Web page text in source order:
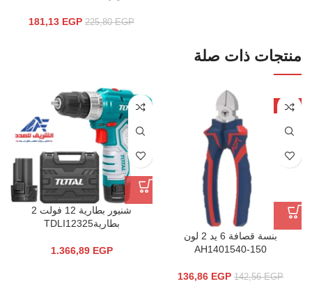
225,80EGP
181,13 EGP
منتجات ذات صلة
-4%
بنسة قصافة 6 يد 2 لون
AH1401540-150
142,56EGP
136,86 EGP
‫شنيور بطارية 12 فولت 2
بطاريةTDLI12325‬‏
1.366,89 EGP